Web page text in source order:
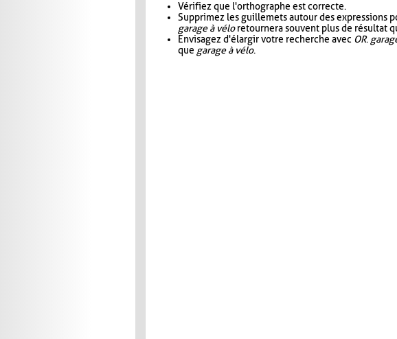
Vérifiez que l'orthographe est correcte.
Supprimez les guillemets autour des expressions
garage à véloretournera souvent plus de résultat
Envisagez d'élargir votre recherche avec OR.
que garage à vélo.